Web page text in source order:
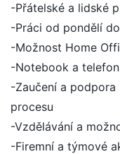
-Přátelské a lidské
-Práci od pondělí
-Možnost Home
-Notebook a
-Zaučení a podpora
procesu
-Vzdělávání a
-Firemní a týmové